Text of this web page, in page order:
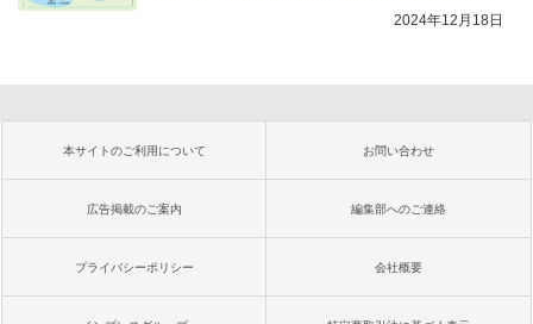
2024年12月18日
本サイトのご利用について お問い合わせ
広告掲載のご案内 編集部へのご連絡
プライバシーポリシー 会社概要